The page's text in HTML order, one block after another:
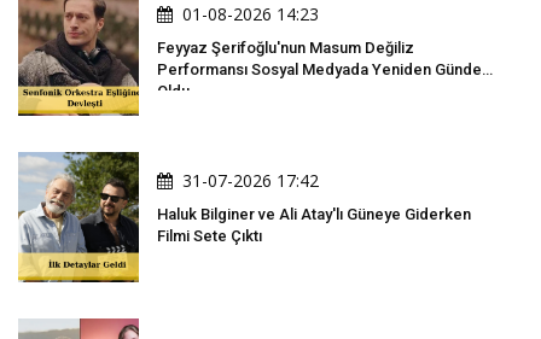
01-08-2026 14:23
Feyyaz Şerifoğlu'nun Masum Değiliz
Performansı Sosyal Medyada Yeniden Gündem
Oldu
31-07-2026 17:42
Haluk Bilginer ve Ali Atay'lı Güneye Giderken
Filmi Sete Çıktı